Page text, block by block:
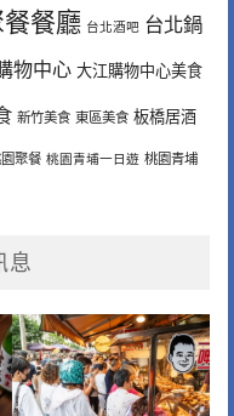
餐廳 台北酒吧 台北鍋
物中心 大江購物中心美食
新竹美食 東區美食 板橋居酒
聚餐 桃園青埔一日遊 桃園青埔
息